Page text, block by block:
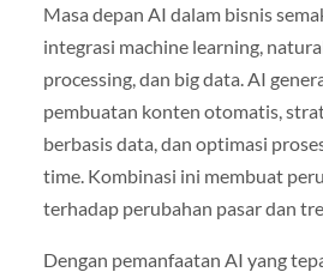
Masa depan AI dalam bisnis
integrasi machine learning,
processing, dan big data. AI
pembuatan konten otomatis,
berbasis data, dan optimasi
time. Kombinasi ini membuat
terhadap perubahan pasar dan
Dengan pemanfaatan AI yang